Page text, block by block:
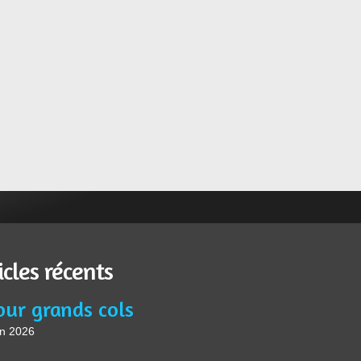
récents
grands cols
2026